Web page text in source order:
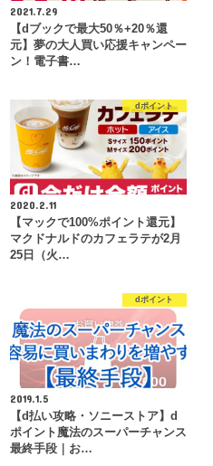
2021.7.29
【dブックで最大50％+20％還
元】夢の大人買い応援キャンペー
ン！電子書…
dポイント
2020.2.11
【マックで100%ポイント還元】
マクドナルドのカフェラテが2月
25日（火…
dポイント
2019.1.5
【d払い攻略・ソニーストア】d
ポイント魔法のスーパーチャンス
最終手段｜お…